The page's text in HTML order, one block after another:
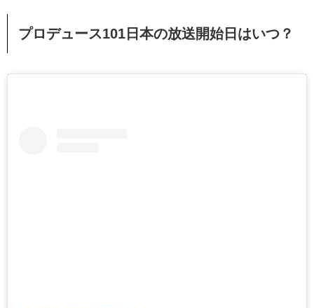
プロデュース101日本の放送開始日はいつ？